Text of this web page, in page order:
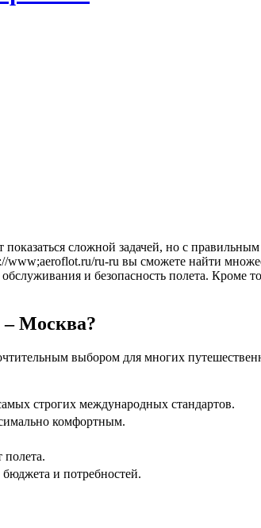
ru-ru вы сможете найти
и безопасность полета. Кроме
– Москва?
выбором для многих
строгих международных стандартов.
комфортным.
полета.
и потребностей.